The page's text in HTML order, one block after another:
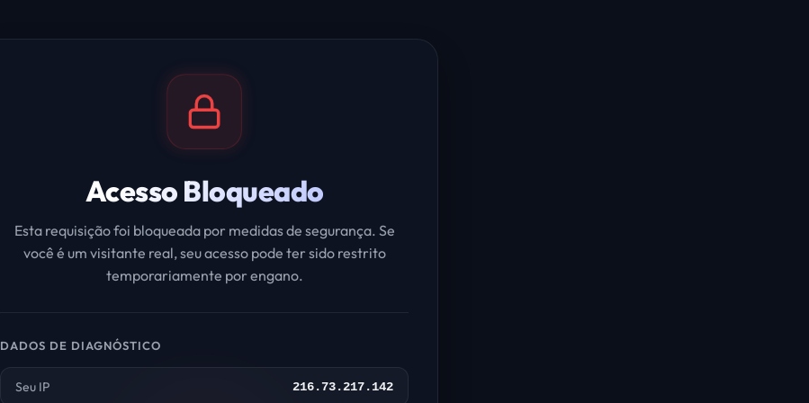
Acesso Bloqueado
Esta requisição foi bloqueada por medidas de segurança. Se
você é um visitante real, seu acesso pode ter sido restrito
temporariamente por engano.
DADOS DE DIAGNÓSTICO
Seu IP 216.73.217.142